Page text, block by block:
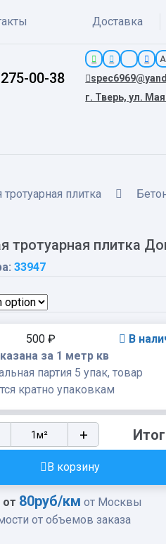
Доставка
00-38
г. Тверь, ул.
тротуарная плитка
тротуарная плитка
33947
500 ₽
В
за 1 метр кв
партия 5 упак, товар
кратно упаковкам
+
В корзину
от 80руб/км от Москвы
от объемов заказа